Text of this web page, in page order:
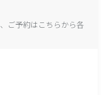
ご予約はこちらから各